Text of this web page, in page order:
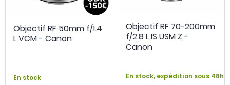
Objectif RF 50mm f/1.4
L VCM - Canon
En stock
Objectif RF 70-200mm
f/2.8 L IS USM Z -
Canon
En stock, expédition sous 48h